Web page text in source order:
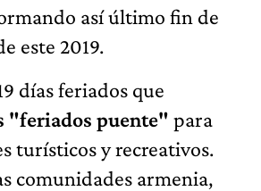
así último fin de
este 2019.
días feriados que
"feriados puente" para
turísticos y recreativos.
comunidades armenia,